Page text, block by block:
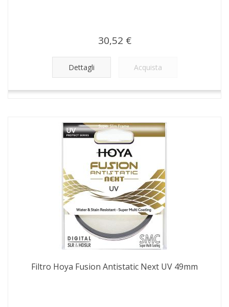
30,52 €
Dettagli Acquista
Filtro Hoya Fusion Antistatic Next UV 49mm